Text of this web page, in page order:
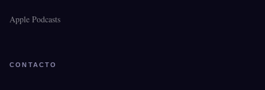
Apple Podcasts
CONTACTO